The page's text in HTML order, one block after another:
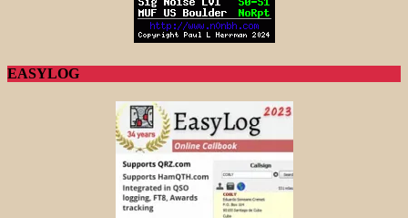
EASYLOG